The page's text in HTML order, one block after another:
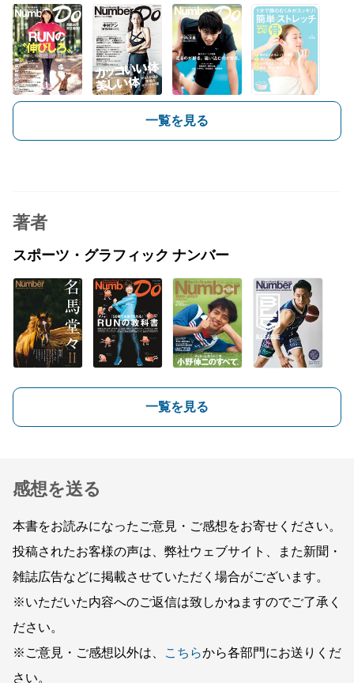
一覧を見る
著者
スポーツ・グラフィック ナンバー
一覧を見る
感想を送る
本書をお読みになったご意見・ご感想をお寄せください。
投稿されたお客様の声は、弊社ウェブサイト、また新聞・
雑誌広告などに掲載させていただく場合がございます。
※いただいた内容へのご返信は致しかねますのでご了承く
ださい。
※ご意見・ご感想以外は、
こちらから各部門にお送りくだ
さい。